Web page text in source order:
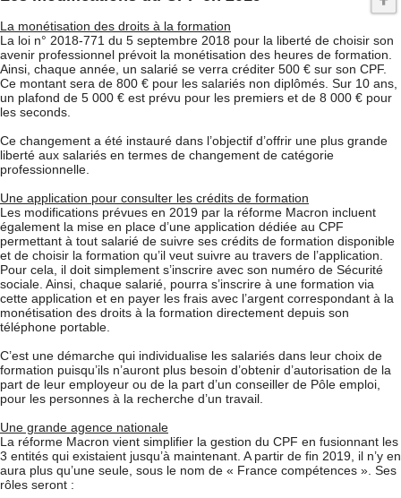
La monétisation des droits à la formation
La loi n° 2018-771 du 5 septembre 2018 pour la liberté de choisir son
avenir professionnel prévoit la monétisation des heures de formation.
Ainsi, chaque année, un salarié se verra créditer 500 € sur son CPF.
Ce montant sera de 800 € pour les salariés non diplômés. Sur 10 ans,
un plafond de 5 000 € est prévu pour les premiers et de 8 000 € pour
les seconds.
Ce changement a été instauré dans l’objectif d’offrir une plus grande
liberté aux salariés en termes de changement de catégorie
professionnelle.
Une application pour consulter les crédits de formation
Les modifications prévues en 2019 par la réforme Macron incluent
également la mise en place d’une application dédiée au CPF
permettant à tout salarié de suivre ses crédits de formation disponible
et de choisir la formation qu’il veut suivre au travers de l’application.
Pour cela, il doit simplement s’inscrire avec son numéro de Sécurité
sociale. Ainsi, chaque salarié, pourra s’inscrire à une formation via
cette application et en payer les frais avec l’argent correspondant à la
monétisation des droits à la formation directement depuis son
téléphone portable.
C’est une démarche qui individualise les salariés dans leur choix de
formation puisqu’ils n’auront plus besoin d’obtenir d’autorisation de la
part de leur employeur ou de la part d’un conseiller de Pôle emploi,
pour les personnes à la recherche d’un travail.
Une grande agence nationale
La réforme Macron vient simplifier la gestion du CPF en fusionnant les
3 entités qui existaient jusqu’à maintenant. A partir de fin 2019, il n’y en
aura plus qu’une seule, sous le nom de « France compétences ». Ses
rôles seront :